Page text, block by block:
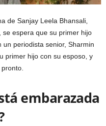
de Sanjay Leela Bhansali,
se espera que su primer hijo
periodista senior, Sharmin
primer hijo con su esposo, y
embarazada